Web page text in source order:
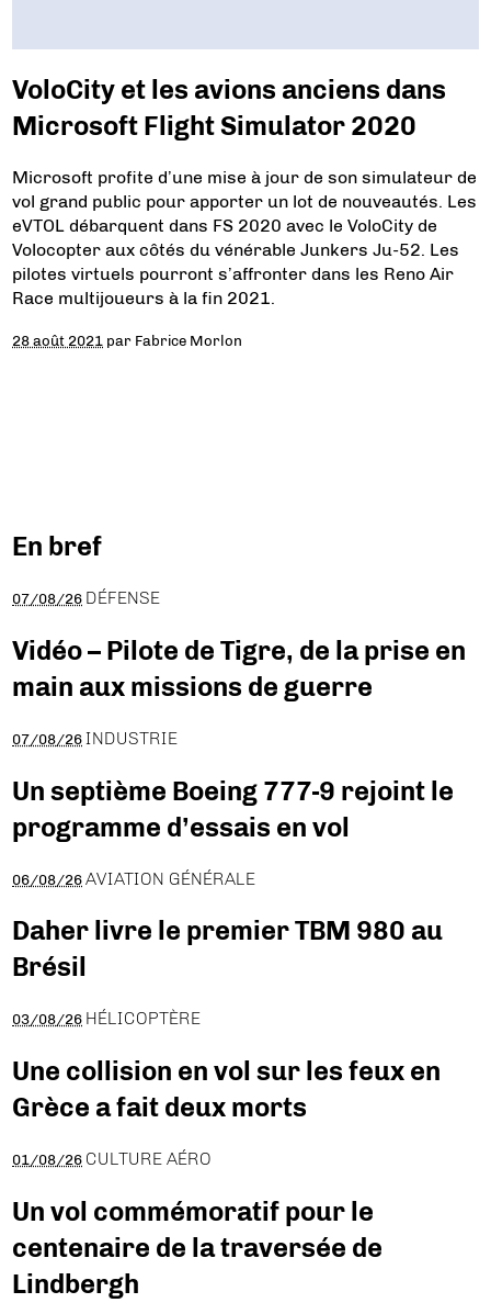
VoloCity et les avions anciens dans
Microsoft Flight Simulator 2020
Microsoft profite d’une mise à jour de son simulateur de
vol grand public pour apporter un lot de nouveautés. Les
eVTOL débarquent dans FS 2020 avec le VoloCity de
Volocopter aux côtés du vénérable Junkers Ju-52. Les
pilotes virtuels pourront s’affronter dans les Reno Air
Race multijoueurs à la fin 2021.
28 août 2021 par Fabrice Morlon
En bref
07/08/26 DÉFENSE
Vidéo – Pilote de Tigre, de la prise en
main aux missions de guerre
07/08/26 INDUSTRIE
Un septième Boeing 777-9 rejoint le
programme d’essais en vol
06/08/26 AVIATION GÉNÉRALE
Daher livre le premier TBM 980 au
Brésil
03/08/26 HÉLICOPTÈRE
Une collision en vol sur les feux en
Grèce a fait deux morts
01/08/26 CULTURE AÉRO
Un vol commémoratif pour le
centenaire de la traversée de
Lindbergh